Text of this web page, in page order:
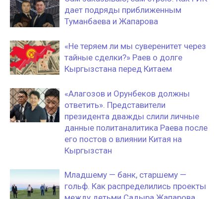
дает подряды приближенным
Туманбаева и Жапарова
«Не теряем ли мы суверенитет через
тайные сделки?» Раев о долге
Кыргызстана перед Китаем
«Алагозов и Орунбеков должны
ответить». Представители
президента дважды слили личные
данные политаналитика Раева после
его постов о влиянии Китая на
Кыргызстан
Младшему — банк, старшему —
гольф. Как распределились проекты